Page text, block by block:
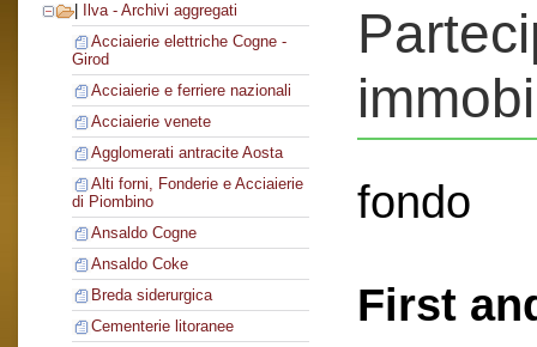
Ilva - Archivi aggregati
Acciaierie elettriche Cogne -
Girod
Acciaierie e ferriere nazionali
Acciaierie venete
Agglomerati antracite Aosta
Alti forni, Fonderie e Acciaierie
di Piombino
Ansaldo Cogne
Ansaldo Coke
Breda siderurgica
Cementerie litoranee
fondo
First